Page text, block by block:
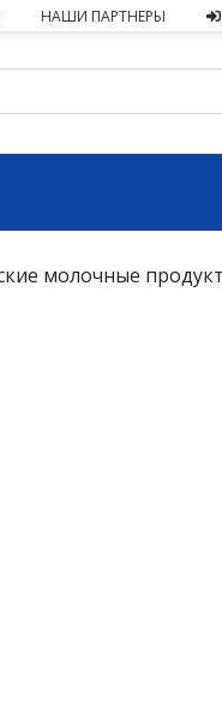
НАШИ ПАРТНЕРЫ